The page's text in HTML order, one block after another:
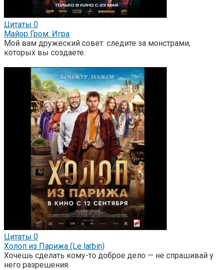
Цитаты 0
Майор Гром: Игра
Мой вам дружеский совет: следите за монстрами,
которых вы создаете.
Цитаты 0
Холоп из Парижа (Le larbin)
Хочешь сделать кому-то доброе дело — не спрашивай у
него разрешения.